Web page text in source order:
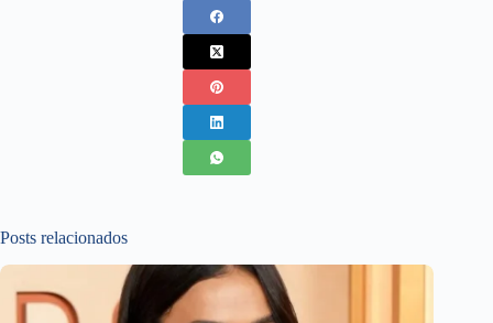
Posts relacionados